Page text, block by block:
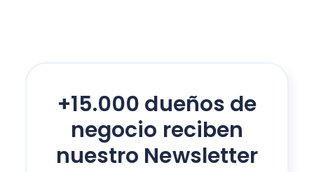
+15.000 dueños de
negocio reciben
nuestro Newsletter